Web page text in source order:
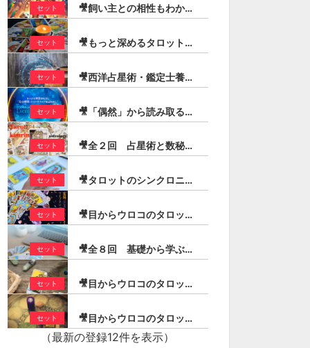
セット
められた占星
（宏林）
➖クロノクレーターを使い
こなす❗️➖（登石麻恭子）
¥14,800
0
セット 🎥飼い主との相性もわかる「ペットのための占星術」（芳垣宗久）
セット 🎥もっと深めるタロットリーディング【コートカード編】（宏林）
セット 🎥西洋占星術・鑑定士養成スピードマスターコース（最新版）
セット 🎥「偶然」から読み取る「必然」の兆し：イベント・チャート・メソッド
セット 🎥全２回 占星術と数秘術シンボルを交えたタロットリーディング技法（宏林）
セット 🎥タロットのシンクロニシティ・コンビネーションリーディング（宏林）
セット 🎥目からウロコのタロットリーディング入門（宏林）
セット 🎥全８回 基礎から学ぶ！実践タロット／大アルカナ編（宏林）
セット 🎥目からウロコのタロットリーディング／ストーリー作りのコツ（宏林）
セット 🎥目からウロコのタロットリーディング／１年を読む！（宏林）
（最新の登録12件を表示）